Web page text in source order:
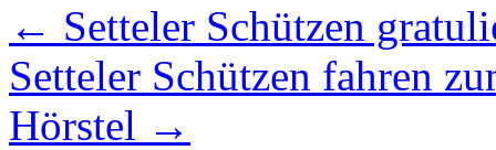
← Setteler Schützen
Setteler Schützen fahren
Hörstel →